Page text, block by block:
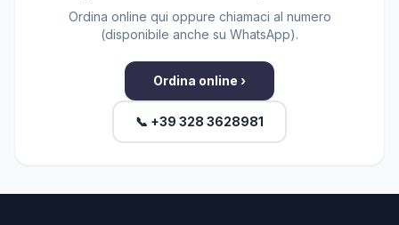
Ordina online qui oppure chiamaci al numero
(disponibile anche su WhatsApp).
Ordina online ›
📞 +39 328 3628981